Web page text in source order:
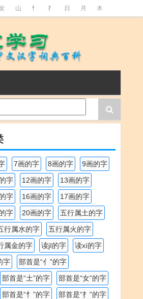
山 忄 扌 日 月 木
7画的字 8画的字
9画的字
字 12画的字
13画的字
字 16画的字
17画的字
字 20画的字
五行属土的字
行属水的字
五行属火的字
属金的字 读jī的字
读xí的字
字
部首是“亻”的字
部首是“土”的字
部首是“女”的字
部首是“忄”的字
部首是“扌”的字